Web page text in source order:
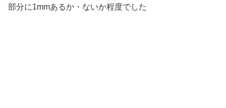
部分に1mmあるか・ないか程度でした